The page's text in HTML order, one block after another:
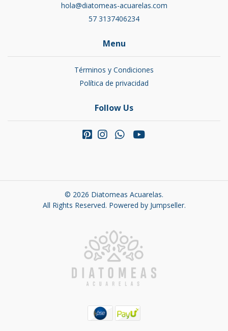
hola@diatomeas-acuarelas.com
57 3137406234
Menu
Términos y Condiciones
Política de privacidad
Follow Us
© 2026 Diatomeas Acuarelas.
All Rights Reserved. Powered by Jumpseller.